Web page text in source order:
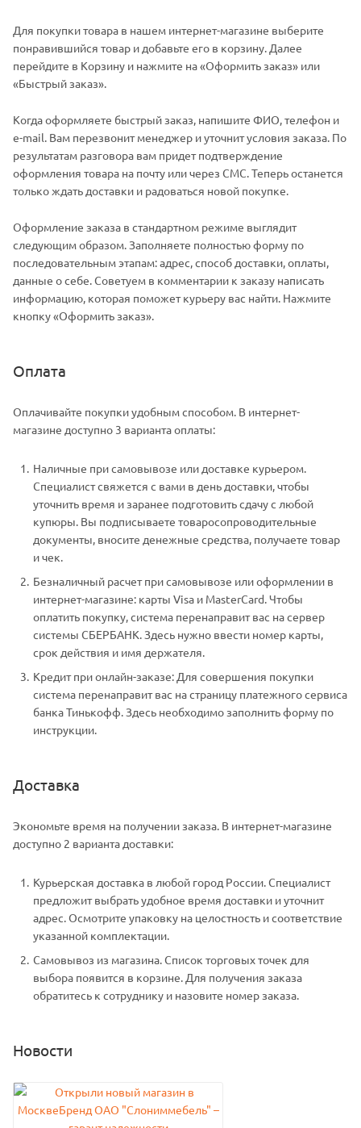
Для покупки товара в нашем интернет-магазине выберите
понравившийся товар и добавьте его в корзину. Далее
перейдите в Корзину и нажмите на «Оформить заказ» или
«Быстрый заказ».
Когда оформляете быстрый заказ, напишите ФИО, телефон и
e-mail. Вам перезвонит менеджер и уточнит условия заказа. По
результатам разговора вам придет подтверждение
оформления товара на почту или через СМС. Теперь останется
только ждать доставки и радоваться новой покупке.
Оформление заказа в стандартном режиме выглядит
следующим образом. Заполняете полностью форму по
последовательным этапам: адрес, способ доставки, оплаты,
данные о себе. Советуем в комментарии к заказу написать
информацию, которая поможет курьеру вас найти. Нажмите
кнопку «Оформить заказ».
Оплата
Оплачивайте покупки удобным способом. В интернет-
магазине доступно 3 варианта оплаты:
Наличные при самовывозе или доставке курьером.
Специалист свяжется с вами в день доставки, чтобы
уточнить время и заранее подготовить сдачу с любой
купюры. Вы подписываете товаросопроводительные
документы, вносите денежные средства, получаете товар
и чек.
Безналичный расчет при самовывозе или оформлении в
интернет-магазине: карты Visa и MasterCard. Чтобы
оплатить покупку, система перенаправит вас на сервер
системы СБЕРБАНК. Здесь нужно ввести номер карты,
срок действия и имя держателя.
Кредит при онлайн-заказе: Для совершения покупки
система перенаправит вас на страницу платежного сервиса
банка Тинькофф. Здесь необходимо заполнить форму по
инструкции.
Доставка
Экономьте время на получении заказа. В интернет-магазине
доступно 2 варианта доставки:
Курьерская доставка в любой город России. Специалист
предложит выбрать удобное время доставки и уточнит
адрес. Осмотрите упаковку на целостность и соответствие
указанной комплектации.
Самовывоз из магазина. Список торговых точек для
выбора появится в корзине. Для получения заказа
обратитесь к сотруднику и назовите номер заказа.
Новости